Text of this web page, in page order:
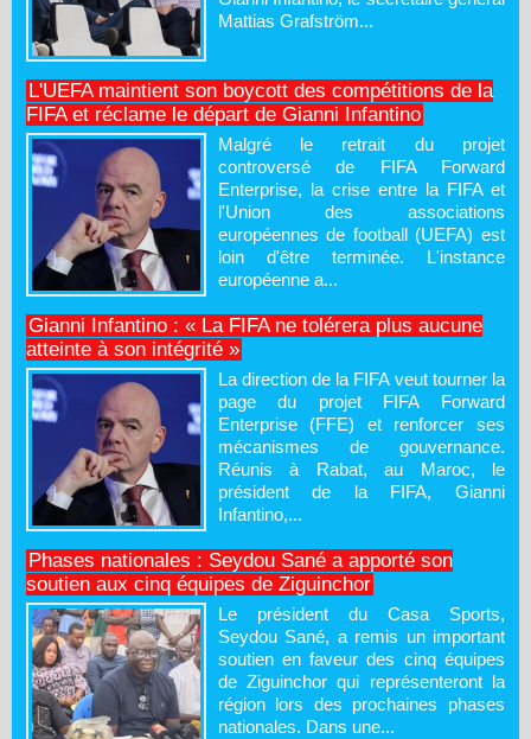
Mattias Grafström...
L'UEFA maintient son boycott des compétitions de la
FIFA et réclame le départ de Gianni Infantino
Malgré le retrait du projet
controversé de FIFA Forward
Enterprise, la crise entre la FIFA et
l'Union des associations
européennes de football (UEFA) est
loin d'être terminée. L'instance
européenne a...
Gianni Infantino : « La FIFA ne tolérera plus aucune
atteinte à son intégrité »
La direction de la FIFA veut tourner la
page du projet FIFA Forward
Enterprise (FFE) et renforcer ses
mécanismes de gouvernance.
Réunis à Rabat, au Maroc, le
président de la FIFA, Gianni
Infantino,...
Phases nationales : Seydou Sané a apporté son
soutien aux cinq équipes de Ziguinchor
Le président du Casa Sports,
Seydou Sané, a remis un important
soutien en faveur des cinq équipes
de Ziguinchor qui représenteront la
région lors des prochaines phases
nationales. Dans une...